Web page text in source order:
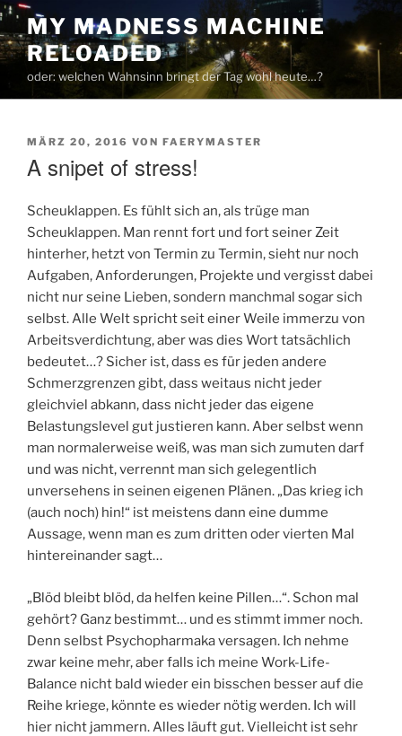
Zum
Inhalt
springen
MY MADNESS MACHINE
RELOADED
oder: welchen Wahnsinn bringt der Tag wohl heute…?
VERÖFFENTLICHT
MÄRZ 20, 2016 VON FAERYMASTER
A snipet of stress!
Scheuklappen. Es fühlt sich an, als trüge man
Scheuklappen. Man rennt fort und fort seiner Zeit
hinterher, hetzt von Termin zu Termin, sieht nur noch
Aufgaben, Anforderungen, Projekte und vergisst dabei
nicht nur seine Lieben, sondern manchmal sogar sich
selbst. Alle Welt spricht seit einer Weile immerzu von
Arbeitsverdichtung, aber was dies Wort tatsächlich
bedeutet…? Sicher ist, dass es für jeden andere
Schmerzgrenzen gibt, dass weitaus nicht jeder
gleichviel abkann, dass nicht jeder das eigene
Belastungslevel gut justieren kann. Aber selbst wenn
man normalerweise weiß, was man sich zumuten darf
und was nicht, verrennt man sich gelegentlich
unversehens in seinen eigenen Plänen. „Das krieg ich
(auch noch) hin!“ ist meistens dann eine dumme
Aussage, wenn man es zum dritten oder vierten Mal
hintereinander sagt…
„Blöd bleibt blöd, da helfen keine Pillen…“. Schon mal
gehört? Ganz bestimmt… und es stimmt immer noch.
Denn selbst Psychopharmaka versagen. Ich nehme
zwar keine mehr, aber falls ich meine Work-Life-
Balance nicht bald wieder ein bisschen besser auf die
Reihe kriege, könnte es wieder nötig werden. Ich will
hier nicht jammern. Alles läuft gut. Vielleicht ist sehr